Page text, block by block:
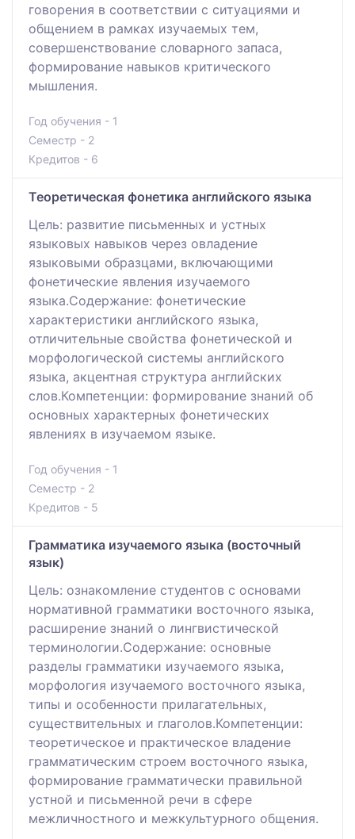
говорения в соответствии с ситуациями и
общением в рамках изучаемых тем,
совершенствование словарного запаса,
формирование навыков критического
мышления.
Год обучения - 1
Семестр - 2
Кредитов - 6
Теоретическая фонетика английского языка
Цель: развитие письменных и устных
языковых навыков через овладение
языковыми образцами, включающими
фонетические явления изучаемого
языка.Содержание: фонетические
характеристики английского языка,
отличительные свойства фонетической и
морфологической системы английского
языка, акцентная структура английских
слов.Компетенции: формирование знаний об
основных характерных фонетических
явлениях в изучаемом языке.
Год обучения - 1
Семестр - 2
Кредитов - 5
Грамматика изучаемого языка (восточный
язык)
Цель: ознакомление студентов с основами
нормативной грамматики восточного языка,
расширение знаний о лингвистической
терминологии.Содержание: основные
разделы грамматики изучаемого языка,
морфология изучаемого восточного языка,
типы и особенности прилагательных,
существительных и глаголов.Компетенции:
теоретическое и практическое владение
грамматическим строем восточного языка,
формирование грамматически правильной
устной и письменной речи в сфере
межличностного и межкультурного общения.